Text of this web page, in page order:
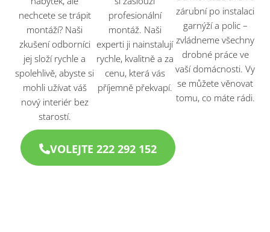
nechcete se trápit
montáží? Naši
zkušení odborníci
jej složí rychle a
spolehlivě, abyste si
mohli užívat váš
nový interiér bez
starostí.
profesionální
montáž. Naši
experti ji nainstalují
rychle, kvalitně a za
cenu, která vás
příjemně překvapí.
zárubní po instalaci
garnýží a polic –
zvládneme všechny
drobné práce ve
vaší domácnosti. Vy
se můžete věnovat
tomu, co máte rádi.
VOLEJTE 222 292 152